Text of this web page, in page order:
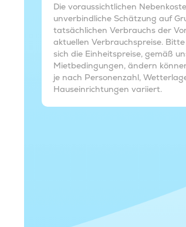
Die voraussichtlichen
unverbindliche Schätzung auf
tatsächlichen Verbrauchs der
aktuellen Verbrauchspreise.
sich die Einheitspreise, gemäß
Mietbedingungen, ändern
je nach Personenzahl,
Hauseinrichtungen variiert.